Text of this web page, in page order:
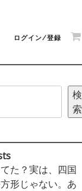
ログイン/登録
検
索
た？実は、四国
形じゃない。あ